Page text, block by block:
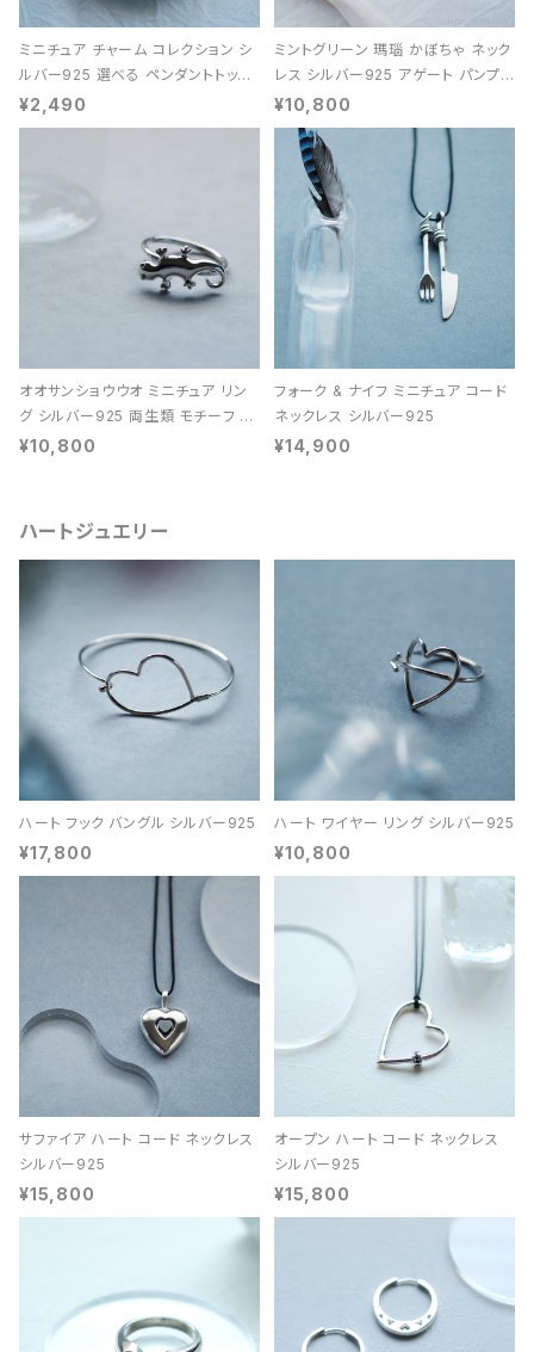
ミニチュア チャーム コレクション シ
ルバー925 選べる ペンダントトップ
レディース ユニセックス
¥2,490
ミントグリーン 瑪瑙 かぼちゃ ネック
レス シルバー925 アゲート パンプキ
ン 天然石 レディース
¥10,800
オオサンショウウオ ミニチュア リン
グ シルバー925 両生類 モチーフ レ
ディース ユニセックス
¥10,800
フォーク & ナイフ ミニチュア コード
ネックレス シルバー925
¥14,900
ハートジュエリー
ハート フック バングル シルバー925
¥17,800
ハート ワイヤー リング シルバー925
¥10,800
サファイア ハート コード ネックレス
シルバー925
¥15,800
オープン ハート コード ネックレス
シルバー925
¥15,800